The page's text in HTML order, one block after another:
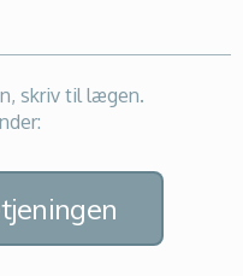
skriv til lægen.